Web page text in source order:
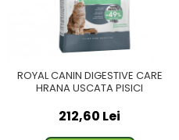
ROYAL CANIN DIGESTIVE CARE
HRANA USCATA PISICI
212,60 Lei